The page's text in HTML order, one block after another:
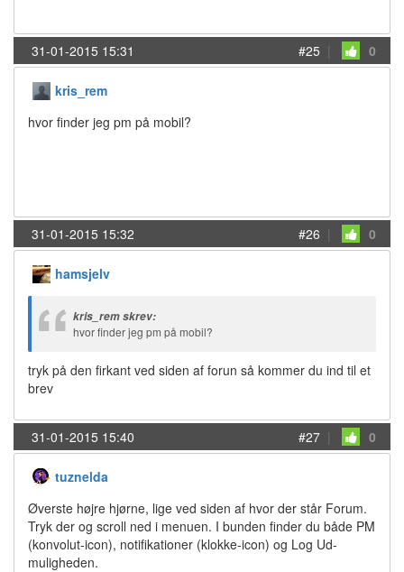
31-01-2015 15:31 #25 | 0
kris_rem
hvor finder jeg pm på mobil?
31-01-2015 15:32 #26 | 0
hamsjelv
kris_rem skrev:
hvor finder jeg pm på mobil?
tryk på den firkant ved siden af forun så kommer du ind til et
brev
31-01-2015 15:40 #27 | 0
tuznelda
Øverste højre hjørne, lige ved siden af hvor der står Forum.
Tryk der og scroll ned i menuen. I bunden finder du både PM
(konvolut-icon), notifikationer (klokke-icon) og Log Ud-
muligheden.